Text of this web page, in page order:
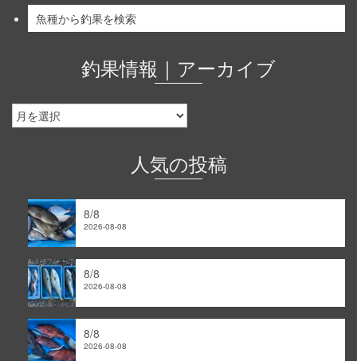
魚種から釣果を検索
釣果情報｜アーカイブ
人気の投稿
8/8
2026-08-08
8/8
2026-08-08
8/8
2026-08-08